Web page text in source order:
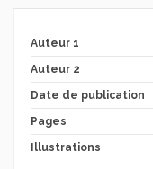
Auteur 1
Auteur 2
Date de publication
Pages
Illustrations